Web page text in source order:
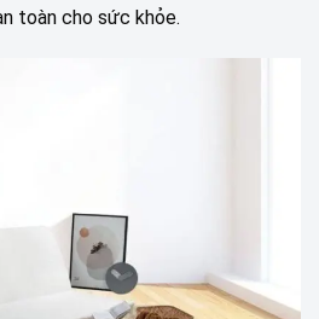
toàn cho sức khỏe.